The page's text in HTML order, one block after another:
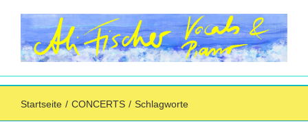
Inhalt
springen
Startseite / CONCERTS / Schlagworte